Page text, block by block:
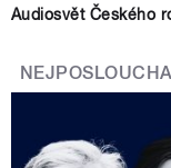
Audiosvět Českého